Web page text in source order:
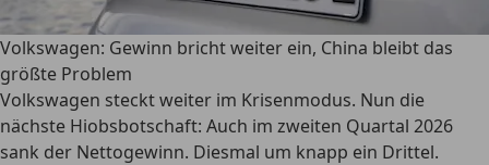
Volkswagen: Gewinn bricht weiter ein, China bleibt das
größte Problem
Volkswagen steckt weiter im Krisenmodus. Nun die
nächste Hiobsbotschaft: Auch im zweiten Quartal 2026
sank der Nettogewinn. Diesmal um knapp ein Drittel.